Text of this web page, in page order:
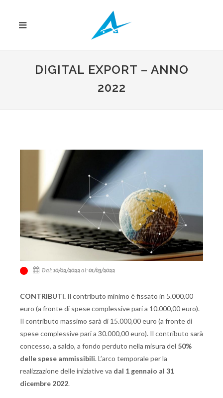
DIGITAL EXPORT – ANNO
2022
Dal:10/02/2022al:01/03/2022
CONTRIBUTI. Il contributo minimo è fissato in 5.000,00
euro (a fronte di spese complessive pari a 10.000,00 euro).
Il contributo massimo sarà di 15.000,00 euro (a fronte di
spese complessive pari a 30.000,00 euro). Il contributo sarà
concesso, a saldo, a fondo perduto nella misura del 50%
delle spese ammissibili. L’arco temporale per la
realizzazione delle iniziative va dal 1 gennaio al 31
dicembre 2022.